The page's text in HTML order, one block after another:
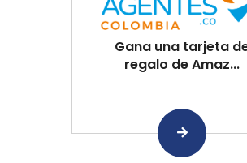
Gana una tarjeta
regalo de Amaz...